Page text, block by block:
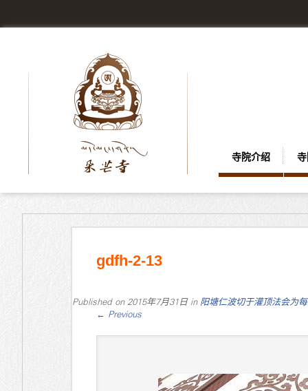
寺院介绍
gdfh-2-13
Published on 2015年7月31日in 阳塘仁波切于灌顶法会为
← Previous